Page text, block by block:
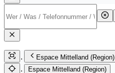
Espace Mittelland (Region)
Espace Mittelland (Region)